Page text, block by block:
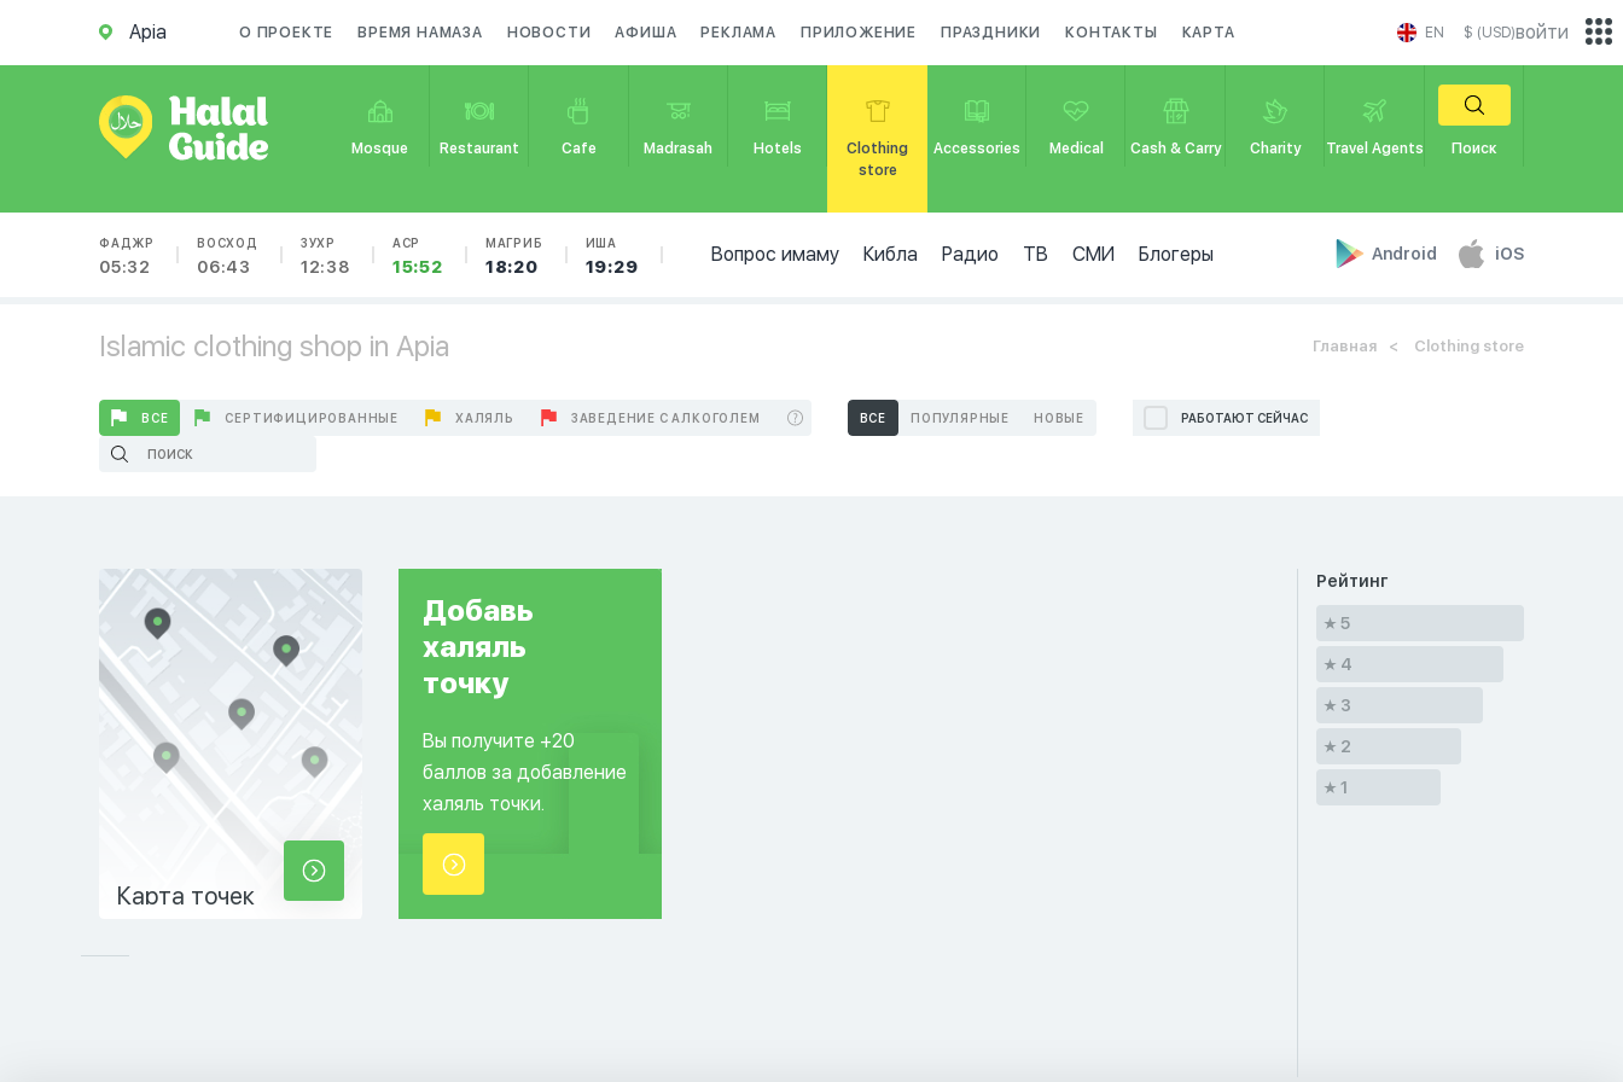
Apia О ПРОЕКТЕ ВРЕМЯ НАМАЗА НОВОСТИ АФИША РЕКЛАМА ПРИЛОЖЕНИЕ ПРАЗДНИКИ КОНТАКТЫ КАРТА EN $ (USD)
Mosque Restaurant Cafe Madrasah Hotels
Clothing
store
Accessories Medical Cash & Carry Charity Travel Agents Поиск
ФАДЖР
05:32
ВОСХОД
06:43
ЗУХР
12:38
АСР
15:52
МАГРИБ
18:20
ИША
19:29
Вопрос имаму Кибла Радио ТВ СМИ Блогеры Android iOS
войти
Islamic clothing shop in Apia Главная Clothing store
ВСЕ СЕРТИФИЦИРОВАННЫЕ ХАЛЯЛЬ ЗАВЕДЕНИЕ С АЛКОГОЛЕМ ВСЕ ПОПУЛЯРНЫЕ НОВЫЕ РАБОТАЮТ СЕЙЧАС
Карта точек
Добавь
халяль
точку
Вы получите +20
баллов за добавление
халяль точки.
Рейтинг
5
4
3
2
1